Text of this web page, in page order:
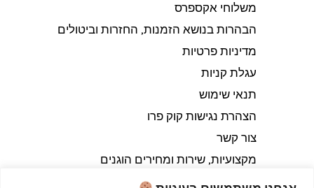
משלוחי אקספרס
הבהרות בנושא הזמנות, החזרות וביטולים​
מדיניות פרטיות
עגלת קניות
תנאי שימוש
הצהרת נגישות קוק פרו
צור קשר
מקצועיות, שירות ומחירים הוגנים